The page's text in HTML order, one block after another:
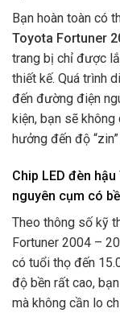
Bạn hoàn toàn có
Toyota Fortuner
trang bị chỉ được
thiết kế. Quá trình
đến đường điện
kiện, bạn sẽ
hưởng đến độ
Chip LED đèn
nguyên cụm có
Theo thông số kỹ
Fortuner 2004 –
có tuổi thọ đến
độ bền rất cao,
mà không cần lo